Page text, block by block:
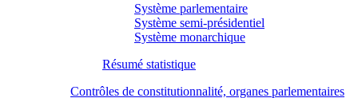
Système parlementaire
Système semi-présidentiel
Système monarchique
Résumé statistique
Contrôles de constitutionnalité, organes parlementaires